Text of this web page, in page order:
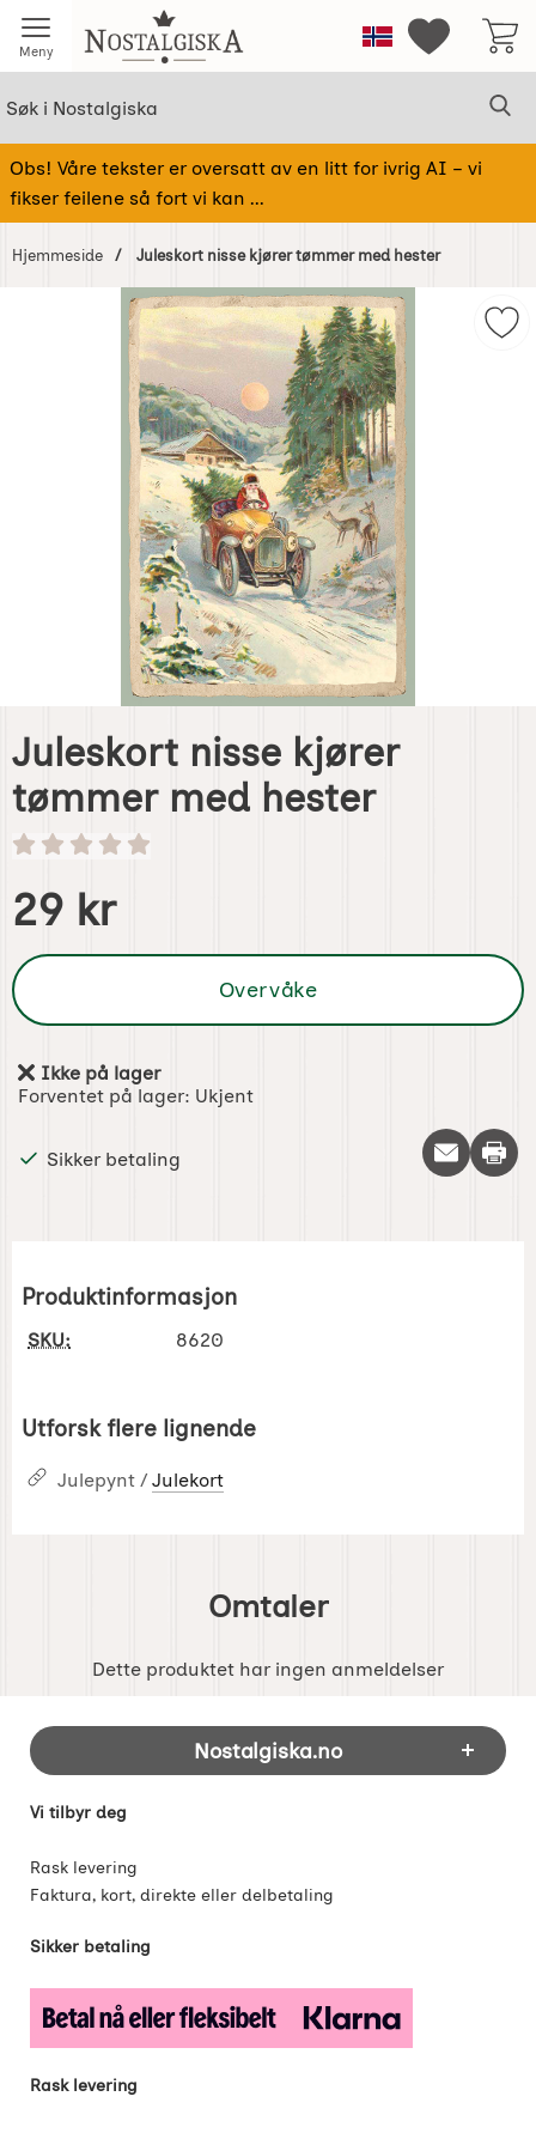
Meny Startsiden for NostalgiskaNorge Mine
Obs! Våre tekster er oversatt av en litt for ivrig AI – vi
fikser feilene så fort vi kan ...
Hjemmeside Juleskort nisse kjører tømmer med hester
Juleskort nisse kjører
tømmer med hester
Handle dette produktet, Juleskort nisse kjører tømmer
pris
29 kr
Overvåke
Produkttilgjengelighet:
Ikke på lager
Forventet på lager: Ukjent
Sikker betaling Skriv
Produktinformasjon
SKU: 8620
Utforsk flere lignende
Julepynt / Julekort
Omtaler
Dette produktet har ingen anmeldelser
Footer-innhold Blandet informasjon og
Nostalgiska.no
Vi tilbyr deg
Rask levering
Faktura, kort, direkte eller delbetaling
Sikker betaling
Rask levering